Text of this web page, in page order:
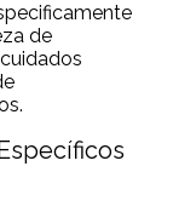
de